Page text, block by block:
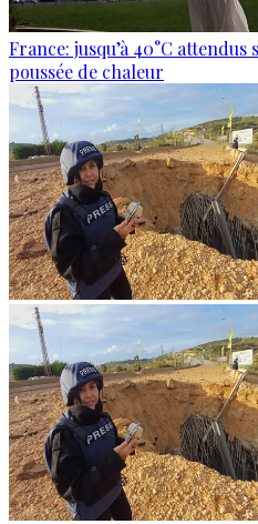
France: jusqu’à 40°C
poussée de chaleur